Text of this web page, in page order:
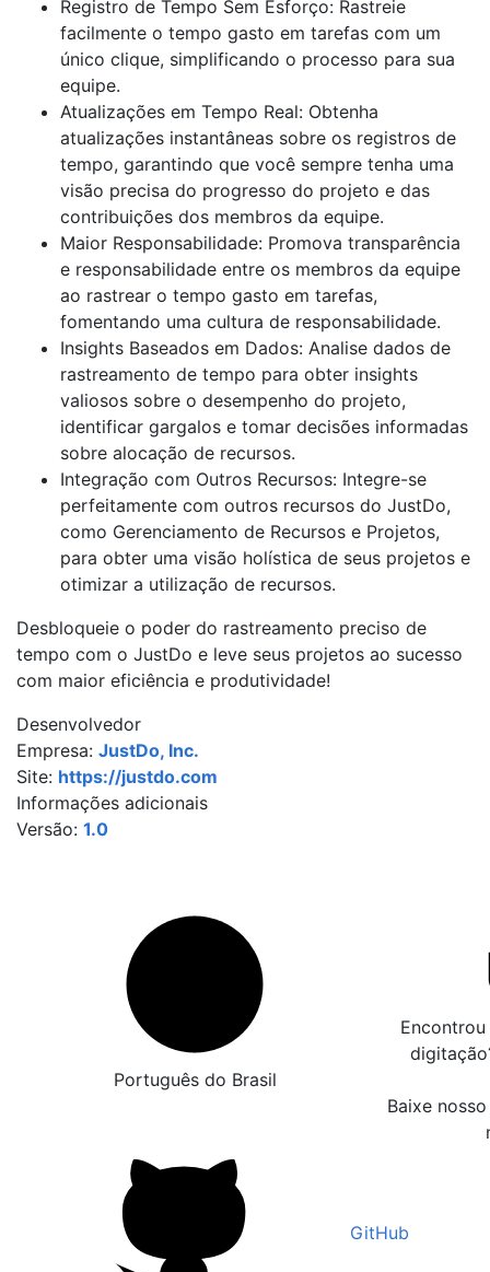
Registro de Tempo Sem Esforço: Rastreie
facilmente o tempo gasto em tarefas com um
único clique, simplificando o processo para sua
equipe.
Atualizações em Tempo Real: Obtenha
atualizações instantâneas sobre os registros de
tempo, garantindo que você sempre tenha uma
visão precisa do progresso do projeto e das
contribuições dos membros da equipe.
Maior Responsabilidade: Promova transparência
e responsabilidade entre os membros da equipe
ao rastrear o tempo gasto em tarefas,
fomentando uma cultura de responsabilidade.
Insights Baseados em Dados: Analise dados de
rastreamento de tempo para obter insights
valiosos sobre o desempenho do projeto,
identificar gargalos e tomar decisões informadas
sobre alocação de recursos.
Integração com Outros Recursos: Integre-se
perfeitamente com outros recursos do JustDo,
como Gerenciamento de Recursos e Projetos,
para obter uma visão holística de seus projetos e
otimizar a utilização de recursos.
Desbloqueie o poder do rastreamento preciso de
tempo com o JustDo e leve seus projetos ao sucesso
com maior eficiência e produtividade!
Desenvolvedor
Empresa: JustDo, Inc.
Site: https://justdo.com
Informações adicionais
Versão: 1.0
Português do Brasil
Baixe
GitHub